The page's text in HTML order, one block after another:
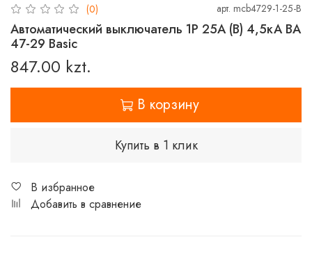
(0) арт. mcb4729-1-25-B
Автоматический выключатель 1P 25А (B) 4,5кА ВА
47-29 Basic
847.00 kzt.
В корзину
Купить в 1 клик
В избранное
Добавить в сравнение